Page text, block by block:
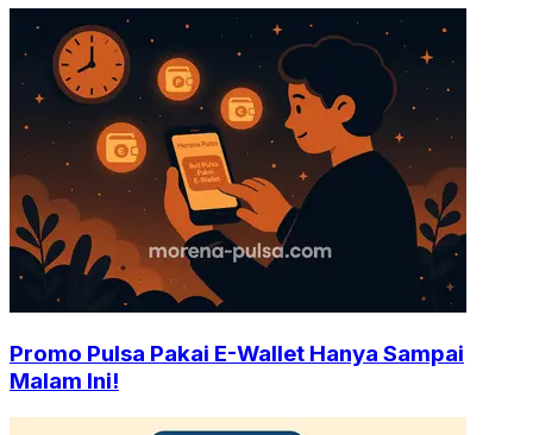
Promo Pulsa Pakai E-Wallet Hanya Sampai
Malam Ini!